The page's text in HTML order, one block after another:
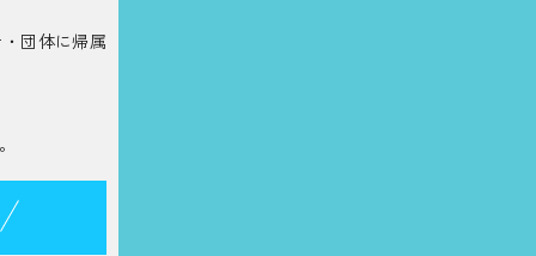
団体に帰属